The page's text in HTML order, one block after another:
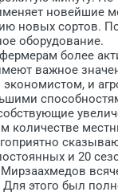
новейшие
новых сор­тов.
оборудование.
более
важное
и
количестве
и 20
Для этого был